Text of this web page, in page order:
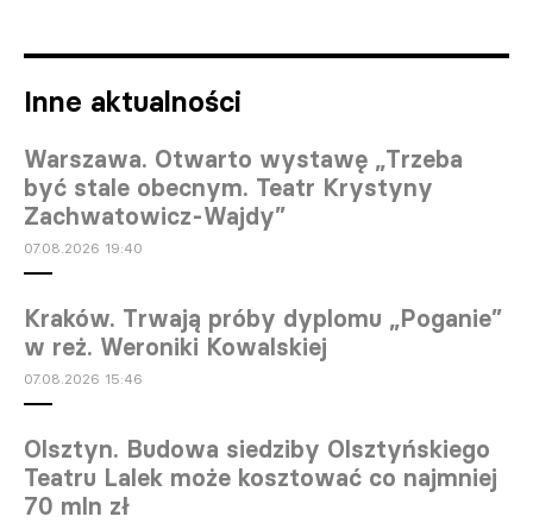
Inne aktualności
Warszawa. Otwarto wystawę „Trzeba
być stale obecnym. Teatr Krystyny
Zachwatowicz-Wajdy”
07.08.2026 19:40
Kraków. Trwają próby dyplomu „Poganie”
w reż. Weroniki Kowalskiej
07.08.2026 15:46
Olsztyn. Budowa siedziby Olsztyńskiego
Teatru Lalek może kosztować co najmniej
70 mln zł